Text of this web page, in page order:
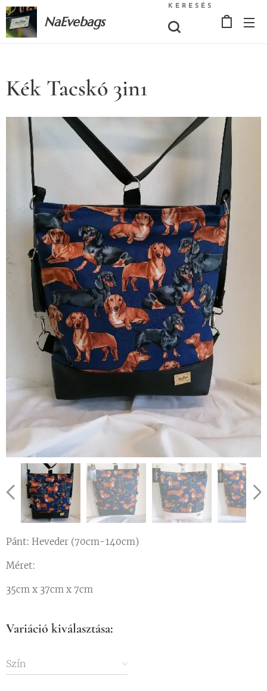
NaEvebags
KERESÉS
Kék Tacskó 3in1
Pánt: Heveder (70cm-140cm)
Méret:
35cm x 37cm x 7cm
Variáció kiválasztása:
Szín